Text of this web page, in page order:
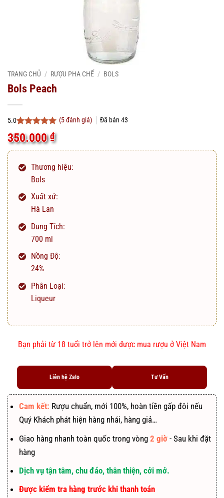
TRANG CHỦ / RƯỢU PHA CHẾ / BOLS
Bols Peach
5.0
5.0 trên 5
dựa trên
5
đánh giá
(5đánh giá) Đã bán 43
350.000₫
Thương hiệu:
Bols
Xuất xứ:
Hà Lan
Dung Tích:
700 ml
Nồng Độ:
24%
Phân Loại:
Liqueur
Bạn phải từ 18 tuổi trở lên mới được mua rượu ở Việt Nam
Liên hệ Zalo Tư Vấn
Cam kết: Rượu chuẩn, mới 100%, hoàn tiền gấp đôi nếu
Quý Khách phát hiện hàng nhái, hàng giả…
Giao hàng nhanh toàn quốc trong vòng2 giờ - Sau khi đặt
hàng
Dịch vụ tận tâm, chu đáo, thân thiện, cởi mở.
Được kiểm tra hàng trước khi thanh toán